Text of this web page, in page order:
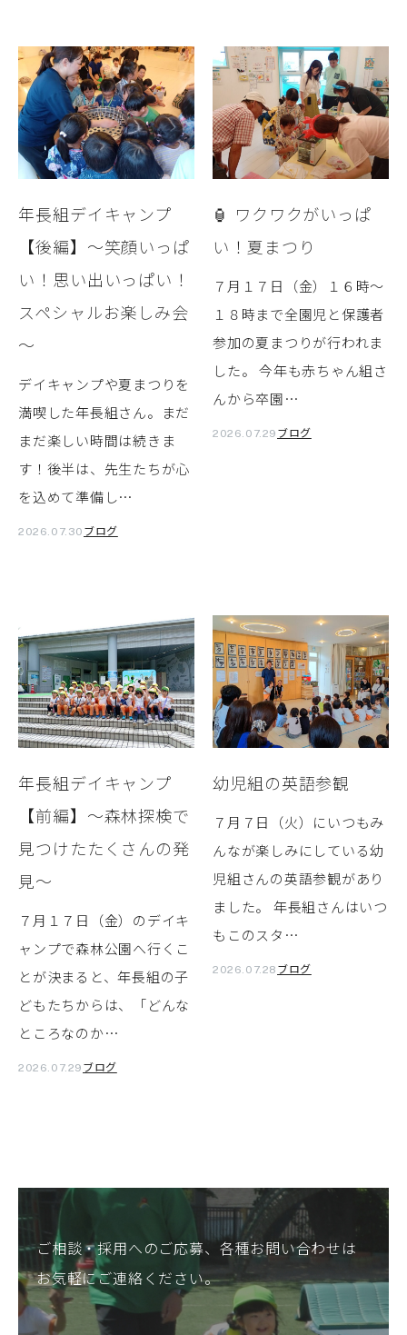
年長組デイキャンプ
【後編】～笑顔いっぱ
い！思い出いっぱい！
スペシャルお楽しみ会
～
デイキャンプや夏まつりを
満喫した年長組さん。まだ
まだ楽しい時間は続きま
す！後半は、先生たちが心
を込めて準備し…
2026.07.30 ブログ
🏮 ワクワクがいっぱ
い！夏まつり
７月１７日（金）１６時～
１８時まで全園児と保護者
参加の夏まつりが行われま
した。 今年も赤ちゃん組さ
んから卒園…
2026.07.29 ブログ
年長組デイキャンプ
【前編】～森林探検で
見つけたたくさんの発
見～
７月１７日（金）のデイキ
ャンプで森林公園へ行くこ
とが決まると、年長組の子
どもたちからは、「どんな
ところなのか…
2026.07.29 ブログ
幼児組の英語参観
７月７日（火）にいつもみ
んなが楽しみにしている幼
児組さんの英語参観があり
ました。 年長組さんはいつ
もこのスタ…
2026.07.28 ブログ
ご相談・採用へのご応募、各種お問い合わせは
お気軽にご連絡ください。